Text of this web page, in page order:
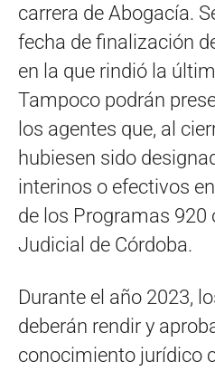
carrera de Abogacía.
fecha de finalización
en la que rindió la
Tampoco podrán
los agentes que, al
hubiesen sido
interinos o efectivos
de los Programas 920
Judicial de Córdoba.
Durante el año 2023,
deberán rendir y
conocimiento jurídico